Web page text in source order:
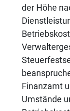
der Höhe
Finanzamt
Umstände